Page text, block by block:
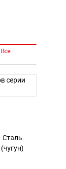
Все
Сталь
(чугун)